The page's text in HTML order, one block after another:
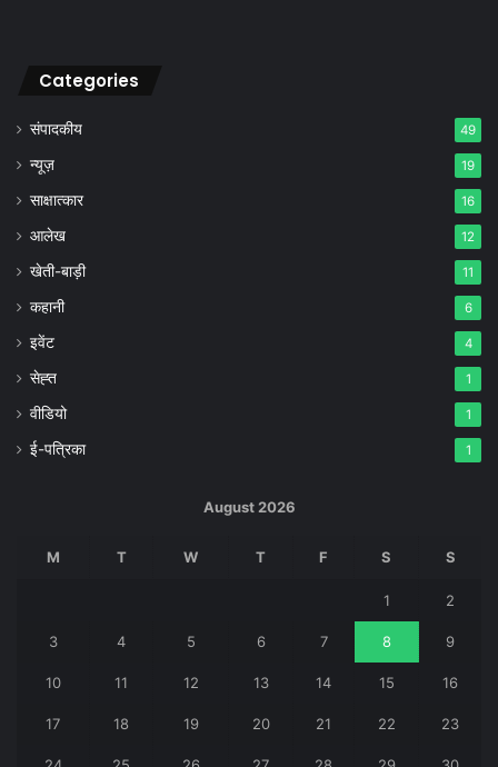
Categories
संपादकीय 49
न्यूज़ 19
साक्षात्कार 16
आलेख 12
खेती-बाड़ी 11
कहानी 6
इवेंट 4
सेह्त 1
वीडियो 1
ई-पत्रिका 1
August 2026
M T W T F S S
1 2
3 4 5 6 7 8 9
10 11 12 13 14 15 16
17 18 19 20 21 22 23